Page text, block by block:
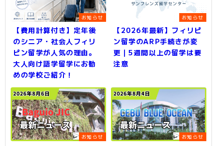
お知らせ
【費用計算付き】定年後
のシニア・社会人フィリ
ピン留学が人気の理由。
大人向け語学留学にお勧
めの学校ご紹介！
お知らせ
【2026年最新】フィリピ
ン留学のARP手続きが変
更｜5週間以上の留学は要
注意
お知らせ お知らせ